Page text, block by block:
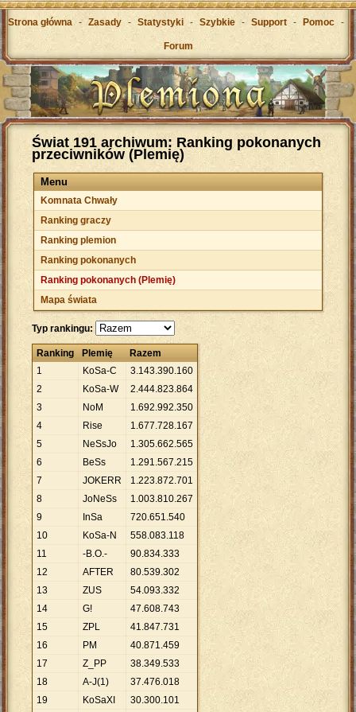
Strona główna - Zasady - Statystyki - Szybkie - Support - Pomoc -
Forum
Świat 191 archiwum: Ranking pokonanych
przeciwników (Plemię)
Menu
Komnata Chwały
Ranking graczy
Ranking plemion
Ranking pokonanych
Ranking pokonanych (Plemię)
Mapa świata
Typ rankingu:
Ranking Plemię
Razem
1
KoSa-C 3.143.390.160
2
KoSa-W 2.444.823.864
3
NoM 1.692.992.350
4
Rise 1.677.728.167
5
NeSsJo 1.305.662.565
6
BeSs 1.291.567.215
7
JOKERR 1.223.872.701
8
JoNeSs 1.003.810.267
9
InSa 720.651.540
10
KoSa-N 558.083.118
11
-B.O.- 90.834.333
12
AFTER 80.539.302
13
ZUS 54.093.332
14
G! 47.608.743
15
ZPL 41.847.731
16
PM 40.871.459
17
Z_PP 38.349.533
18
A-J(1) 37.476.018
19
KoSaXI 30.300.101